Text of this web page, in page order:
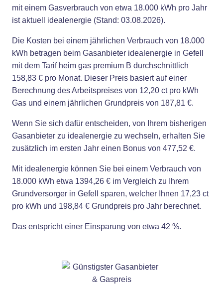
mit einem Gasverbrauch von etwa 18.000 kWh pro Jahr
ist aktuell idealenergie (Stand: 03.08.2026).
Die Kosten bei einem jährlichen Verbrauch von 18.000
kWh betragen beim Gasanbieter idealenergie in Gefell
mit dem Tarif heim gas premium B durchschnittlich
158,83 € pro Monat. Dieser Preis basiert auf einer
Berechnung des Arbeitspreises von 12,20 ct pro kWh
Gas und einem jährlichen Grundpreis von 187,81 €.
Wenn Sie sich dafür entscheiden, von Ihrem bisherigen
Gasanbieter zu idealenergie zu wechseln, erhalten Sie
zusätzlich im ersten Jahr einen Bonus von 477,52 €.
Mit idealenergie können Sie bei einem Verbrauch von
18.000 kWh etwa 1394,26 € im Vergleich zu Ihrem
Grundversorger in Gefell sparen, welcher Ihnen 17,23 ct
pro kWh und 198,84 € Grundpreis pro Jahr berechnet.
Das entspricht einer Einsparung von etwa 42 %.